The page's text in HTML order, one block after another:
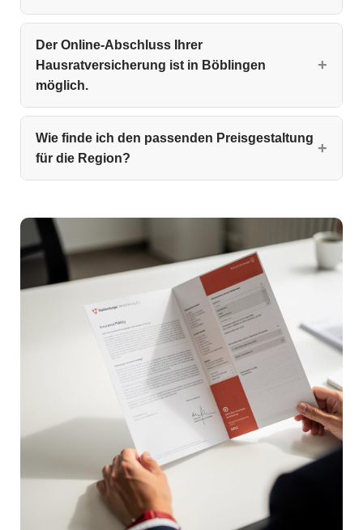
Der Online-Abschluss Ihrer
Hausratversicherung ist in Böblingen
möglich.
Wie finde ich den passenden Preisgestaltung
für die Region?